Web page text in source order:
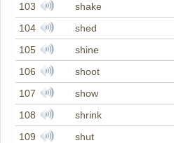
103
shake
104
shed
105
shine
106
shoot
107
show
108
shrink
109
shut